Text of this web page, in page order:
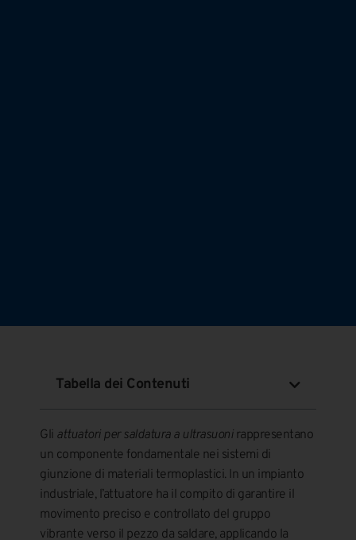
Tabella dei Contenuti
Gli attuatori per saldatura a ultrasuonirappresentano
un componente fondamentale nei sistemi di
giunzione di materiali termoplastici. In un impianto
industriale, l’attuatore ha il compito di garantire il
movimento preciso e controllato del gruppo
vibrante verso il pezzo da saldare, applicando la